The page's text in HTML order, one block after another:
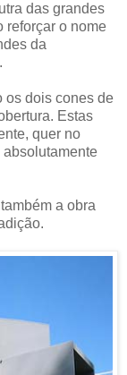
das grandes
reforçar o nome
da
os dois cones de
Estas
quer no
a obra